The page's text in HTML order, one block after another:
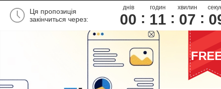
Ця пропозиція
закінчиться через:
днів
00
годин
11
хвилин
07 0